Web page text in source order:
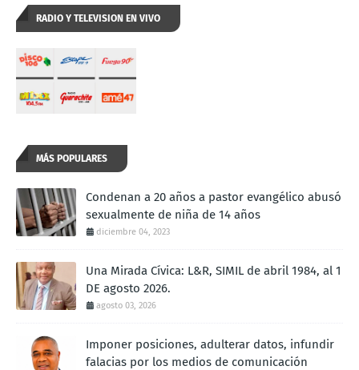
RADIO Y TELEVISION EN VIVO
MÁS POPULARES
Condenan a 20 años a pastor evangélico abusó
sexualmente de niña de 14 años
diciembre 04, 2023
Una Mirada Cívica: L&R, SIMIL de abril 1984, al 1
DE agosto 2026.
agosto 03, 2026
Imponer posiciones, adulterar datos, infundir
falacias por los medios de comunicación